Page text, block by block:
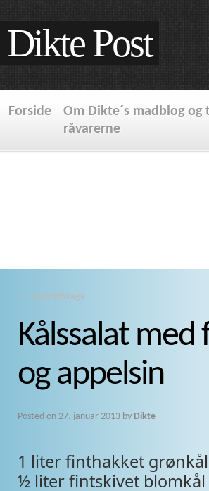
Dikte Post
Forside
Om Dikte´s madblog og
råvarerne
← Rugbrødskage
Kålssalat
og appelsin
Posted on 27. januar 2013 by Dikte
1 liter finthakket grønkål
½ liter fintskivet blomkål